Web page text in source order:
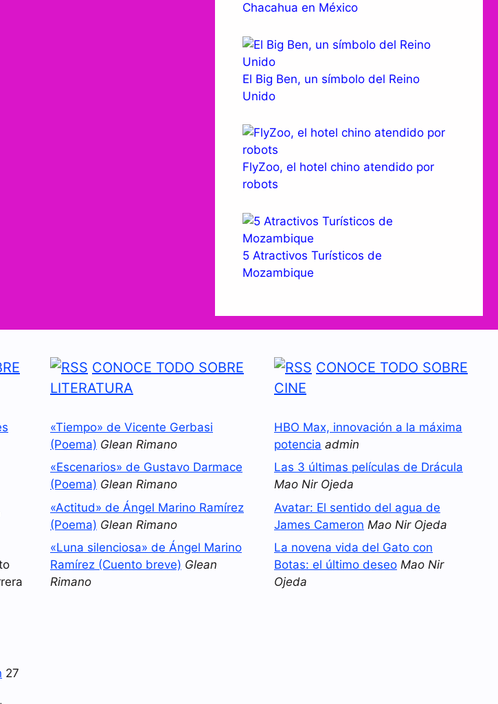
Chacahua en México
El Big Ben, un símbolo del Reino
Unido
FlyZoo, el hotel chino atendido por
robots
5 Atractivos Turísticos de
Mozambique
27
CONOCE TODO SOBRE
LITERATURA
«Tiempo» de Vicente Gerbasi
(Poema) Glean Rimano
«Escenarios» de Gustavo Darmace
(Poema) Glean Rimano
«Actitud» de Ángel Marino Ramírez
(Poema) Glean Rimano
«Luna silenciosa» de Ángel Marino
Ramírez (Cuento breve) Glean
Rimano
CONOCE TODO SOBRE
CINE
HBO Max, innovación a la máxima
potencia admin
Las 3 últimas películas de Drácula
Mao Nir Ojeda
Avatar: El sentido del agua de
James Cameron Mao Nir Ojeda
La novena vida del Gato con
Botas: el último deseo Mao Nir
Ojeda